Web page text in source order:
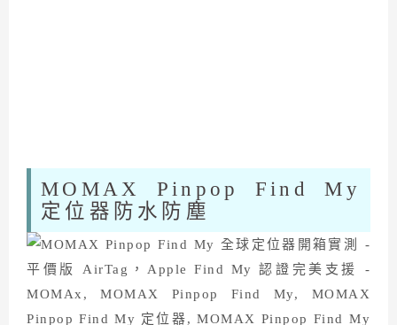
MOMAX Pinpop Find My
定位器防水防塵